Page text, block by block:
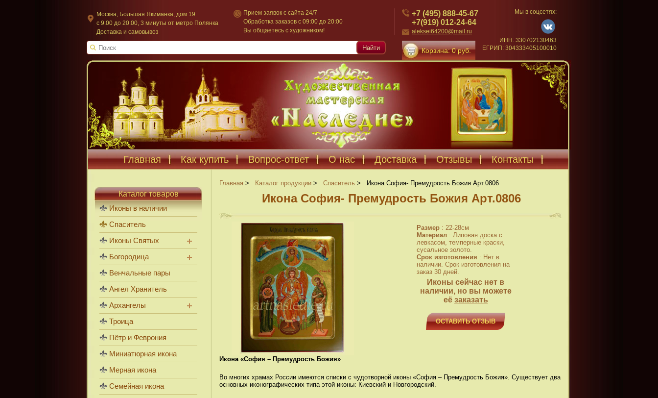
Москва, Большая Якиманка, дом 19
c 9.00 до 20.00, 3 минуты от метро Полянка
Доставка и самовывоз
Прием заявок с сайта 24/7
Обработка заказов с 09:00 до 20:00
Вы общаетесь с художником!
+7 (495) 888-45-67
+7(919) 012-24-64
aleksei64200@mail.ru
Корзина: 0 руб.
Мы в соцсетях:
ИНН: 330702130463
ЕГРИП: 304333405100010
Найти
Главная Как купить Вопрос-ответ О нас Доставка Отзывы Контакты
Главная > Каталог продукции > Спаситель > Икона София- Премудрость Божия Арт.0806
Икона София- Премудрость Божия Арт.0806
Размер : 22-28см
Материал : Липовая доска с
левкасом, темперные краски,
сусальное золото.
Срок изготовления : Нет в
наличии. Срок изготовления на
заказ 30 дней.
Иконы сейчас нет в
наличии, но вы можете
её заказать
ОСТАВИТЬ ОТЗЫВ
Икона «София – Премудрость Божия»
Во многих храмах России имеются списки с чудотворной иконы «София – Премудрость Божия». Существует два
основных иконографических типа этой иконы: Киевский и Новгородский.
Каталог товаров
Иконы в наличии
Спаситель
Иконы Святых
Богородица
Венчальные пары
Ангел Хранитель
Архангелы
Троица
Пётр и Феврония
Миниатюрная икона
Мерная икона
Семейная икона